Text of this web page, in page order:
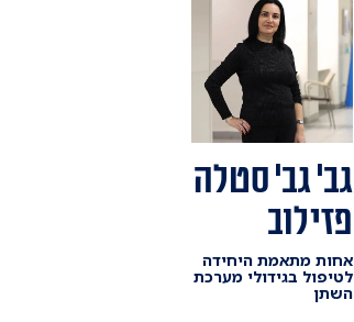
גב' גב' סטלה
פזילוב
אחות מתאמת היחידה
לטיפול בגידולי מערכת
השתן